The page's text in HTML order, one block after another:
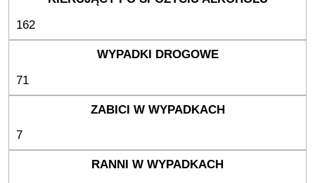
162
71
7